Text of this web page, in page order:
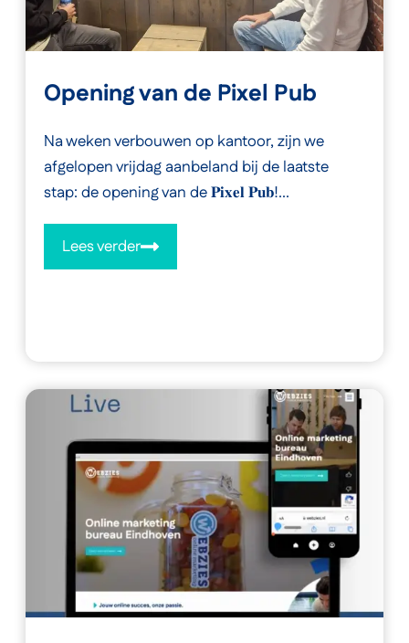
Opening van de Pixel Pub
Na weken verbouwen op kantoor, zijn we
afgelopen vrijdag aanbeland bij de laatste
stap: de opening van de 𝐏𝐢𝐱𝐞𝐥 𝐏𝐮𝐛!...
Lees verder